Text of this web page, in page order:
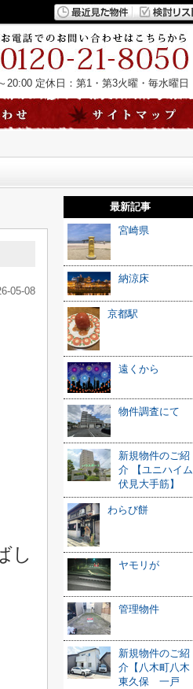
20:00 定休日：第1・第3火曜・毎水曜日
05-08
し
最新記事
宮崎県
納涼床
京都駅
遠くから
物件調査にて
新規物件のご紹
介 【ユニハイム
伏見大手筋】
わらび餅
ヤモリが
管理物件
新規物件のご紹
介【八木町八木
東久保 一戸